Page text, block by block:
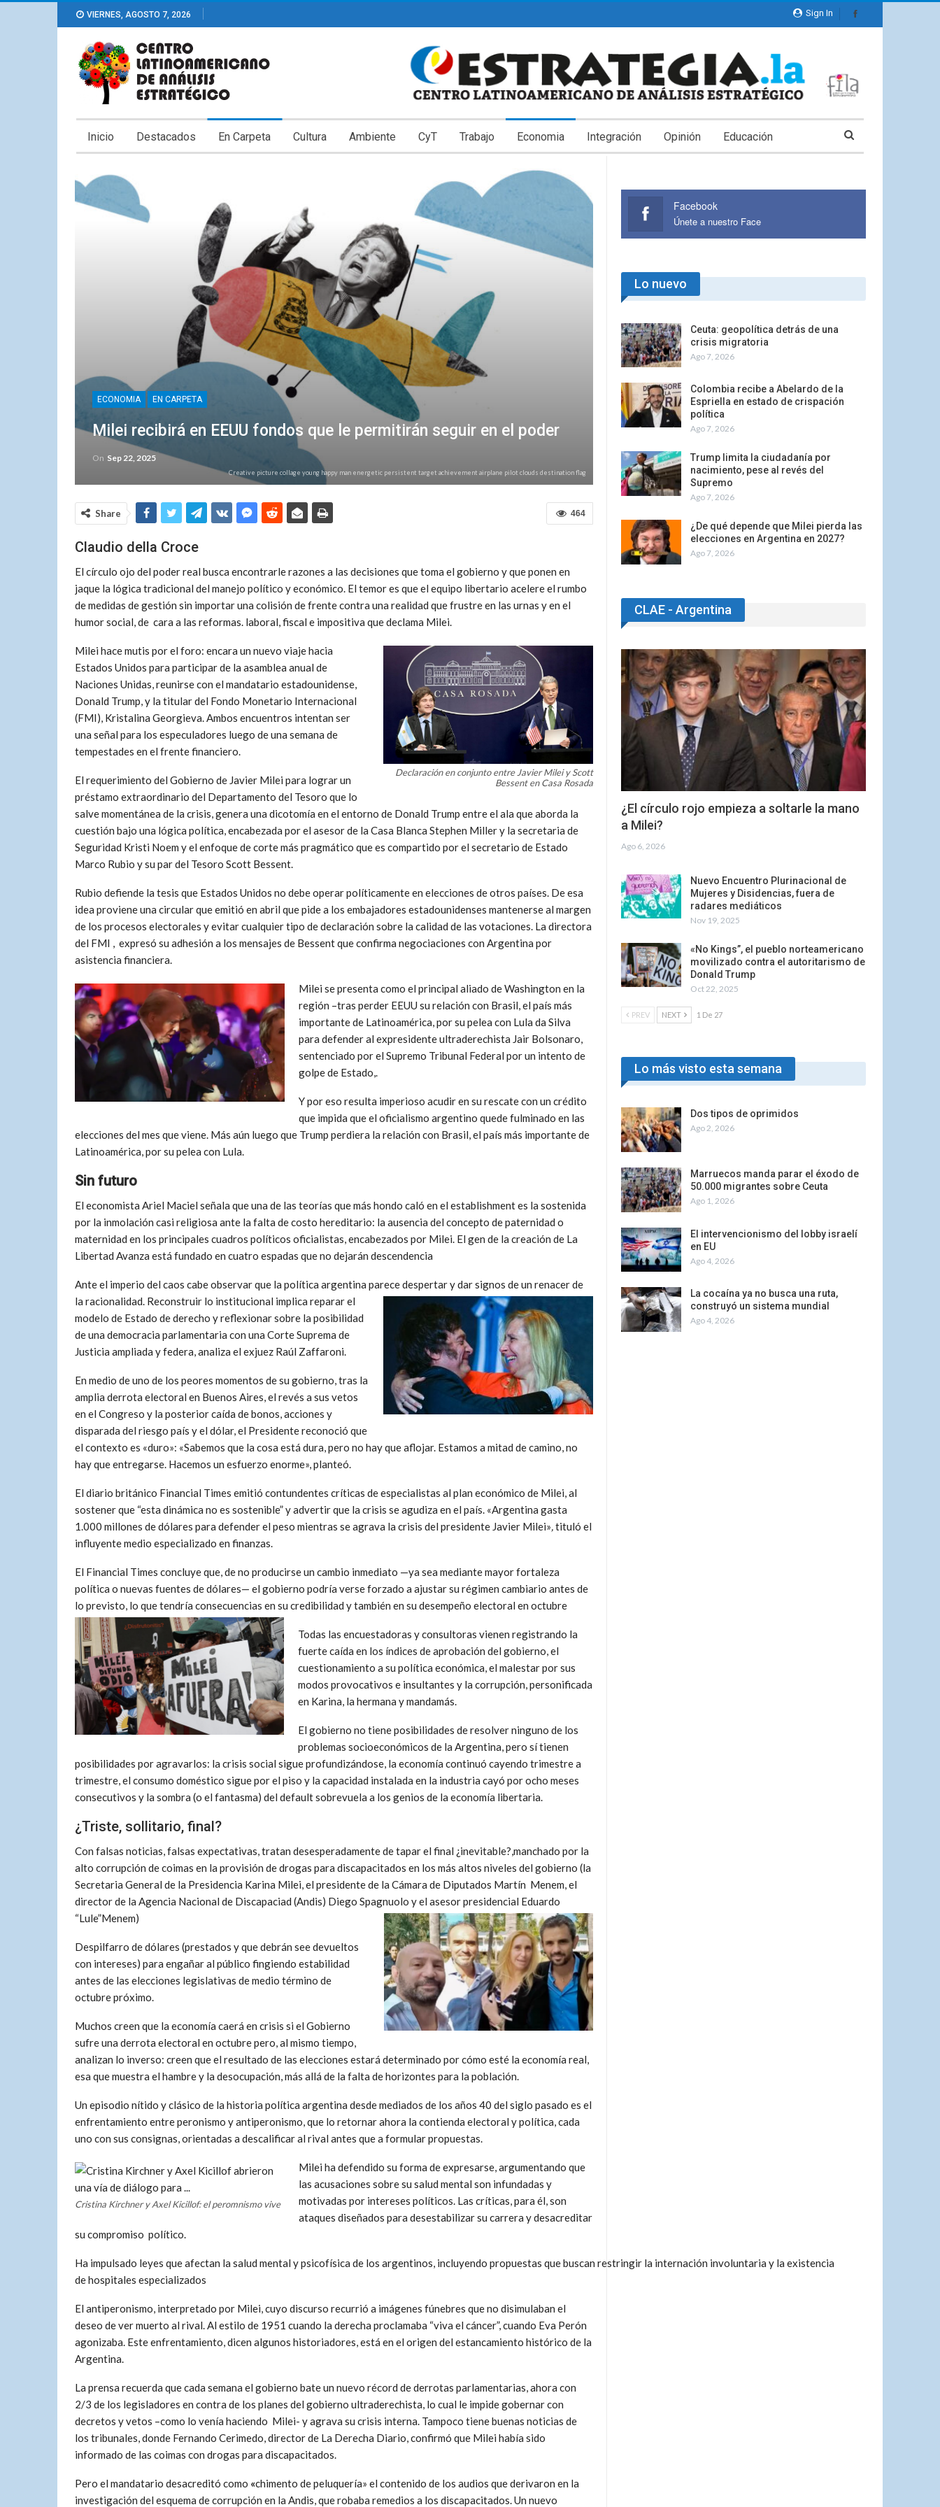
Sign In
VIERNES, AGOSTO 7, 2026
Inicio Destacados En Carpeta Cultura Ambiente CyT Trabajo Economia Integración Opinión Educación
ECONOMIA EN CARPETA
Milei recibirá en EEUU fondos que le permitirán seguir en el poder
On Sep 22, 2025
Creative picture collage young happy man energetic persistent target achievement airplane pilot clouds destination flag
464
Share
Claudio della Croce
El círculo ojo del poder real busca encontrarle razones a las decisiones que toma el gobierno y que ponen en
jaque la lógica tradicional del manejo político y económico. El temor es que el equipo libertario acelere el rumbo
de medidas de gestión sin importar una colisión de frente contra una realidad que frustre en las urnas y en el
humor social, de cara a las reformas. laboral, fiscal e impositiva que declama Milei.
Declaración en conjunto entre Javier Milei y Scott
Bessent en Casa Rosada
Milei hace mutis por el foro: encara un nuevo viaje hacia
Estados Unidos para participar de la asamblea anual de
Naciones Unidas, reunirse con el mandatario estadounidense,
Donald Trump, y la titular del Fondo Monetario Internacional
(FMI), Kristalina Georgieva. Ambos encuentros intentan ser
una señal para los especuladores luego de una semana de
tempestades en el frente financiero.
El requerimiento del Gobierno de Javier Milei para lograr un
préstamo extraordinario del Departamento del Tesoro que lo
salve momentánea de la crisis, genera una dicotomía en el entorno de Donald Trump entre el ala que aborda la
cuestión bajo una lógica política, encabezada por el asesor de la Casa Blanca Stephen Miller y la secretaria de
Seguridad Kristi Noem y el enfoque de corte más pragmático que es compartido por el secretario de Estado
Marco Rubio y su par del Tesoro Scott Bessent.
Rubio defiende la tesis que Estados Unidos no debe operar políticamente en elecciones de otros países. De esa
idea proviene una circular que emitió en abril que pide a los embajadores estadounidenses mantenerse al margen
de los procesos electorales y evitar cualquier tipo de declaración sobre la calidad de las votaciones. La directora
del FMI , expresó su adhesión a los mensajes de Bessent que confirma negociaciones con Argentina por
asistencia financiera.
Milei se presenta como el principal aliado de Washington en la
región –tras perder EEUU su relación con Brasil, el país más
importante de Latinoamérica, por su pelea con Lula da Silva
para defender al expresidente ultraderechista Jair Bolsonaro,
sentenciado por el Supremo Tribunal Federal por un intento de
golpe de Estado,.
Y por eso resulta imperioso acudir en su rescate con un crédito
que impida que el oficialismo argentino quede fulminado en las
elecciones del mes que viene. Más aún luego que Trump perdiera la relación con Brasil, el país más importante de
Latinoamérica, por su pelea con Lula.
Sin futuro
El economista Ariel Maciel señala que una de las teorías que más hondo caló en el establishmentes la sostenida
por la inmolación casi religiosa ante la falta de costo hereditario: la ausencia del concepto de paternidad o
maternidad en los principales cuadros políticos oficialistas, encabezados por Milei. El gen de la creación de La
Libertad Avanza está fundado en cuatro espadas que no dejarán descendencia
Ante el imperio del caos cabe observar que la política argentina parece despertar y dar signos de un renacer de
la racionalidad. Reconstruir lo institucional implica reparar el
modelo de Estado de derecho y reflexionar sobre la posibilidad
de una democracia parlamentaria con una Corte Suprema de
Justicia ampliada y federa, analiza el exjuez Raúl Zaffaroni.
En medio de uno de los peores momentos de su gobierno, tras la
amplia derrota electoral en Buenos Aires, el revés a sus vetos
en el Congreso y la posterior caída de bonos, acciones y
disparada del riesgo país y el dólar, el Presidente reconoció que
el contexto es «duro»: «Sabemos que la cosa está dura, pero no hay que aflojar. Estamos a mitad de camino, no
hay que entregarse. Hacemos un esfuerzo enorme», planteó.
El diario británico Financial Times emitió contundentes críticas de especialistas al plan económico de Milei, al
sostener que “esta dinámica no es sostenible” y advertir que la crisis se agudiza en el país. «Argentina gasta
1.000 millones de dólares para defender el peso mientras se agrava la crisis del presidente Javier Milei»,tituló el
influyente medio especializado en finanzas.
El Financial Times concluye que, de no producirse un cambio inmediato —ya sea mediante mayor fortaleza
política o nuevas fuentes de dólares— el gobierno podría verse forzado a ajustar su régimen cambiario antes de
lo previsto, lo que tendría consecuencias en su credibilidad y también en su desempeño electoral en octubre
Todas las encuestadoras y consultoras vienen registrando la
fuerte caída en los índices de aprobación del gobierno, el
cuestionamiento a su política económica, el malestar por sus
modos provocativos e insultantes y la corrupción, personificada
en Karina, la hermana y mandamás.
El gobierno no tiene posibilidades de resolver ninguno de los
problemas socioeconómicos de la Argentina, pero sí tienen
posibilidades por agravarlos: la crisis social sigue profundizándose, la economía continuó cayendo trimestre a
trimestre, el consumo doméstico sigue por el piso y la capacidad instalada en la industria cayó por ocho meses
consecutivos y la sombra (o el fantasma) del default sobrevuela a los genios de la economía libertaria.
¿Triste, sollitario, final?
Con falsas noticias, falsas expectativas, tratan desesperadamente de tapar el final ¿inevitable?,manchado por la
alto corrupción de coimas en la provisión de drogas para discapacitados en los más altos niveles del gobierno (la
Secretaria General de la Presidencia Karina Milei, el presidente de la Cámara de Diputados Martín Menem, el
director de la Agencia Nacional de Discapaciad (Andis) Diego Spagnuolo y el asesor presidencial Eduardo
“Lule”Menem)
Despilfarro de dólares (prestados y que debrán see devueltos
con intereses) para engañar al público fingiendo estabilidad
antes de las elecciones legislativas de medio término de
octubre próximo.
Muchos creen que la economía caerá en crisis si el Gobierno
sufre una derrota electoral en octubre pero, al mismo tiempo,
analizan lo inverso: creen que el resultado de las elecciones estará determinado por cómo esté la economía real,
esa que muestra el hambre y la desocupación, más allá de la falta de horizontes para la población.
Un episodio nítido y clásico de la historia política argentina desde mediados de los años 40 del siglo pasado es el
enfrentamiento entre peronismo y antiperonismo, que lo retornar ahora la contienda electoral y política, cada
uno con sus consignas, orientadas a descalificar al rival antes que a formular propuestas.
Cristina Kirchner y Axel Kicillof: el peromnismo vive
Milei ha defendido su forma de expresarse, argumentando que
las acusaciones sobre su salud mental son infundadas y
motivadas por intereses políticos. Las críticas, para él, son
ataques diseñados para desestabilizar su carrera y desacreditar
su compromiso político.
Ha impulsado leyes que afectan la salud mental y psicofísica de los argentinos, incluyendo propuestas que buscan restringir la internación involuntaria y la existencia
de hospitales especializados
El antiperonismo, interpretado por Milei, cuyo discurso recurrió a imágenes fúnebres que no disimulaban el
deseo de ver muerto al rival. Al estilo de 1951 cuando la derecha proclamaba “viva el cáncer”, cuando Eva Perón
agonizaba. Este enfrentamiento, dicen algunos historiadores, está en el origen del estancamiento histórico de la
Argentina.
La prensa recuerda que cada semana el gobierno bate un nuevo récord de derrotas parlamentarias, ahora con
2/3 de los legisladores en contra de los planes del gobierno ultraderechista, lo cual le impide gobernar con
decretos y vetos –como lo venía haciendo Milei- y agrava su crisis interna. Tampoco tiene buenas noticias de
los tribunales, donde Fernando Cerimedo, director de La Derecha Diario, confirmó que Milei había sido
informado de las coimas con drogas para discapacitados.
Pero el mandatario desacreditó como «chimento de peluquería» el contenido de los audios que derivaron en la
investigación del esquema de corrupción en la Andis, que robaba remedios a los discapacitados. Un nuevo
Facebook
Únete a nuestro Face
Lo nuevo
Ceuta: geopolítica detrás de una
crisis migratoria
Ago 7, 2026
Colombia recibe a Abelardo de la
Espriella en estado de crispación
política
Ago 7, 2026
Trump limita la ciudadanía por
nacimiento, pese al revés del
Supremo
Ago 7, 2026
¿De qué depende que Milei pierda las
elecciones en Argentina en 2027?
Ago 7, 2026
CLAE - Argentina
¿El círculo rojo empieza a soltarle la mano
a Milei?
Ago 6, 2026
Nuevo Encuentro Plurinacional de
Mujeres y Disidencias, fuera de
radares mediáticos
Nov 19, 2025
«No Kings”, el pueblo norteamericano
movilizado contra el autoritarismo de
Donald Trump
Oct 22, 2025
PREV NEXT 1 De 27
Lo más visto esta semana
Dos tipos de oprimidos
Ago 2, 2026
Marruecos manda parar el éxodo de
50.000 migrantes sobre Ceuta
Ago 1, 2026
El intervencionismo del lobby israelí
en EU
Ago 4, 2026
La cocaína ya no busca una ruta,
construyó un sistema mundial
Ago 4, 2026